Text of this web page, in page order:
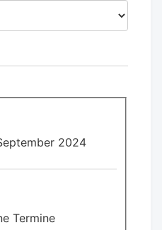
2024
Termine